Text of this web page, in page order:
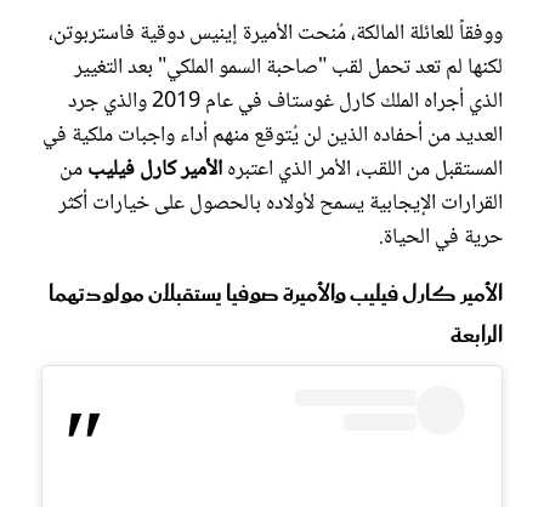
ووفقاً للعائلة المالكة، مُنحت الأميرة إينيس دوقية فاستربوتن،
لكنها لم تعد تحمل لقب "صاحبة السمو الملكي" بعد التغيير
الذي أجراه الملك كارل غوستاف في عام 2019 والذي جرد
العديد من أحفاده الذين لن يُتوقع منهم أداء واجبات ملكية في
المستقبل من اللقب، الأمر الذي اعتبرهالأمير كارل فيليبمن
القرارات الإيجابية يسمح لأولاده بالحصول على خيارات أكثر
حرية في الحياة.
الأمير كارل فيليب والأميرة صوفيا يستقبلان مولودتهما
الرابعة